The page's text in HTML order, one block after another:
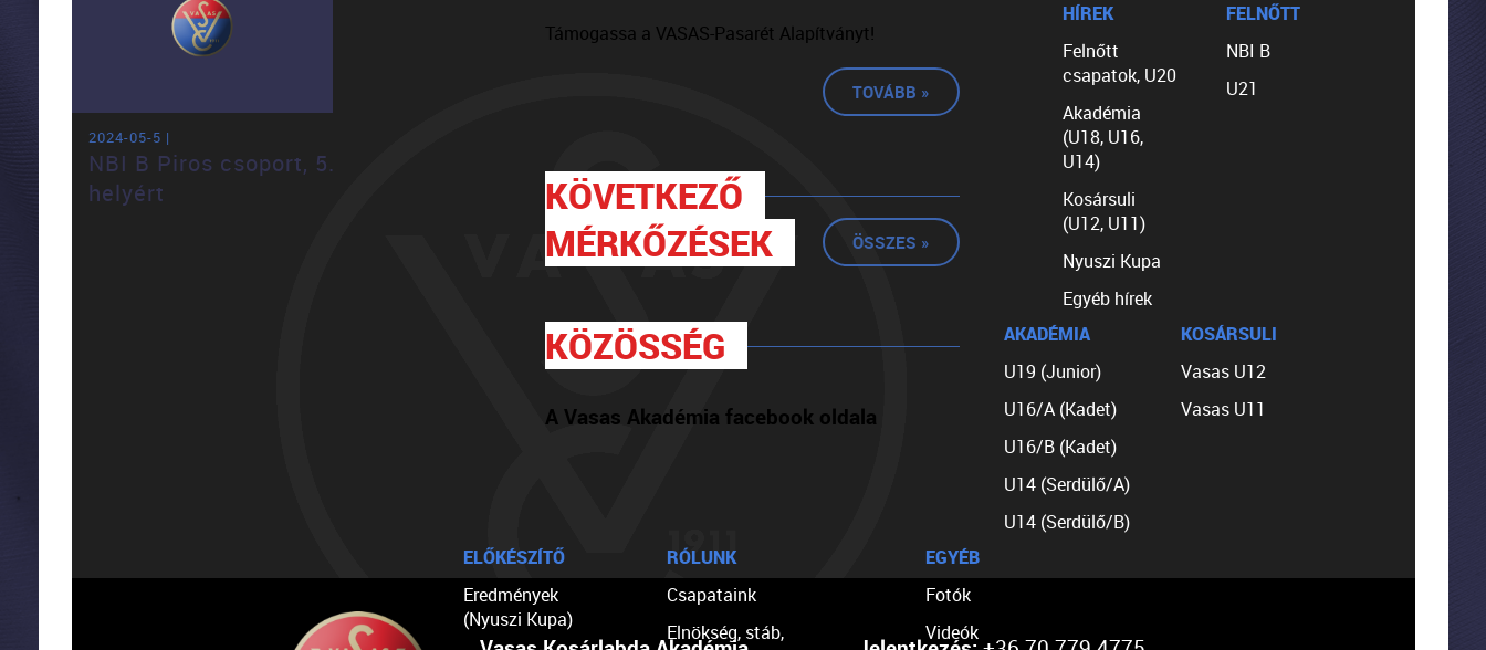
2024-05-5 |
NBI B Piros csoport, 5.
helyért
Támogassa a VASAS-Pasarét Alapítványt!
TOVÁBB »
KÖVETKEZŐ
MÉRKŐZÉSEK
ÖSSZES »
KÖZÖSSÉG
A Vasas Akadémia facebook oldala
HÍREK
Felnőtt
csapatok, U20
Akadémia
(U18, U16,
U14)
Kosársuli
(U12, U11)
Nyuszi Kupa
Egyéb hírek
FELNŐTT
NBI B
U21
AKADÉMIA
U19 (Junior)
U16/A (Kadet)
U16/B (Kadet)
U14 (Serdülő/A)
U14 (Serdülő/B)
KOSÁRSULI
Vasas U12
Vasas U11
ELŐKÉSZÍTŐ
Eredmények
(Nyuszi Kupa)
RÓLUNK
Csapataink
Elnökség, stáb,
EGYÉB
Fotók
Videók